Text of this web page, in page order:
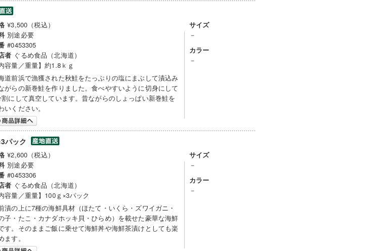
¥3,500（税込）
別途必要
#0453305
者 ぐるめ食品（北海道）
内容量／重量】約1.8ｋｇ
道前浜で漁獲された秋鮭をたっぷりの塩にまぶして漬込み
がらの新巻鮭を作りました。食べやすいように切身にして
割にして真空しています。昔ながらのしょっぱい新巻鮭を
いください。
サイズ
－
カラー
－
パック
¥2,600（税込）
別途必要
#0453306
者 ぐるめ食品（北海道）
内容量／重量】100ｇ×3パック
漬の上に7種の海鮮具材（ほたて・いくら・ズワイガニ・
子・たこ・カナダホッキ貝・ひらめ）を載せた豪華な海鮮
す。そのままご飯に乗せて海鮮丼や海鮮茶漬けとしても楽
ます。
サイズ
－
カラー
－